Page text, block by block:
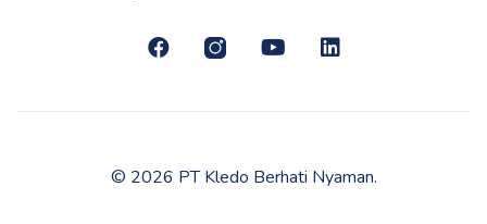
© 2026 PT Kledo Berhati Nyaman.